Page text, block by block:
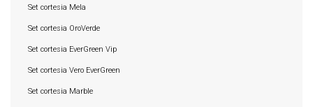
Set cortesia Mela
Set cortesia OroVerde
Set cortesia EverGreen Vip
Set cortesia Vero EverGreen
Set cortesia Marble